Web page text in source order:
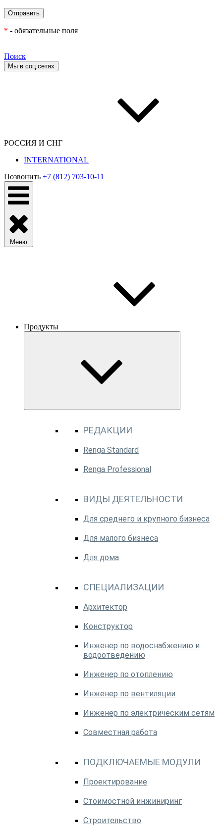
* - обязательные поля
Поиск
Мы в соц.сетях
РОССИЯ И СНГ
INTERNATIONAL
Позвонить +7 (812) 703-10-11
Меню
Продукты
РЕДАКЦИИ
Renga Standard
Renga Professional
ВИДЫ ДЕЯТЕЛЬНОСТИ
Для среднего и крупного бизнеса
Для малого бизнеса
Для дома
СПЕЦИАЛИЗАЦИИ
Архитектор
Конструктор
Инженер по водоснабжению и
водоотведению
Инженер по отоплению
Инженер по вентиляции
Инженер по электрическим сетям
Совместная работа
ПОДКЛЮЧАЕМЫЕ МОДУЛИ
Проектирование
Стоимостной инжиниринг
Строительство